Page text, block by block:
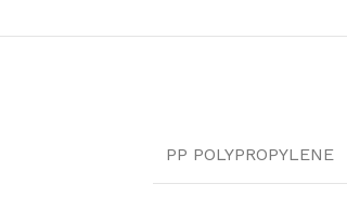
PP POLYPROPYLENE